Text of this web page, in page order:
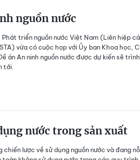
nguồn nước
triển nguồn nước Việt Nam (Liên hiệp
vừa có cuộc họp với Ủy ban Khoa học,
án An ninh nguồn nước được dự kiến sẽ trình
tới.
nước trong sản xuất
lược về sử dụng nguồn nước và đang